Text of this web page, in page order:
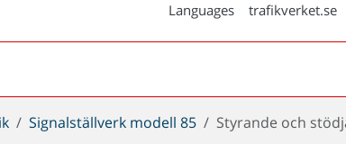
Languages trafikverket.se
Signalställverk modell 85 Styrande och